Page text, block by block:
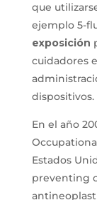
que
ejemplo 5-
exposición
cuidadores
dispositivos.
En el año
Estados
preventing